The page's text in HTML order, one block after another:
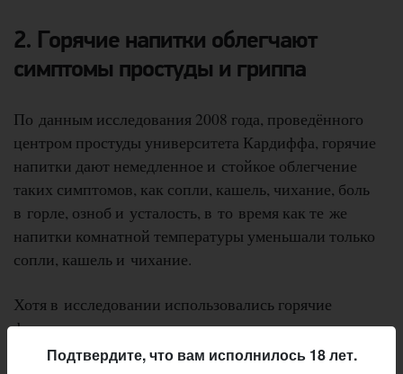
2. Горячие напитки облегчают
симптомы простуды и гриппа
По данным исследования 2008 года, проведённого
центром простуды университета Кардиффа, горячие
напитки дают немедленное и стойкое облегчение
таких симптомов, как сопли, кашель, чихание, боль
в горле, озноб и усталость, в то время как те же
напитки комнатной температуры уменьшали только
сопли, кашель и чихание.
Хотя в исследовании использовались горячие
фруктовые напитки, а не пиво, оно поддерживает
идею того, что любой другой тёплый напиток (в том
Подтвердите, что вам исполнилось 18 лет.